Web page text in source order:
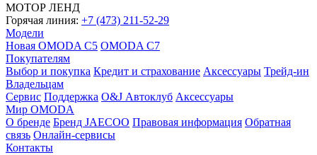
МОТОР ЛЕНД
Горячая линия: +7 (473) 211-52-29
Модели
Новая OMODA C5 OMODA C7
Покупателям
Выбор и покупка Кредит и страхование Аксессуары Трейд-ин
Владельцам
Сервис Поддержка O&J Автоклуб Аксессуары
Мир OMODA
О бренде Бренд JAECOO Правовая информация Обратная
связь Онлайн-сервисы
Контакты